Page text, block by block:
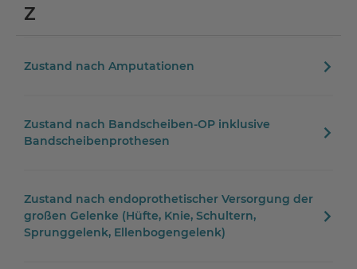
Z
Zustand nach Amputationen
Zustand nach Bandscheiben-OP inklusive
Bandscheibenprothesen
Zustand nach endoprothetischer Versorgung der
großen Gelenke (Hüfte, Knie, Schultern,
Sprunggelenk, Ellenbogengelenk)